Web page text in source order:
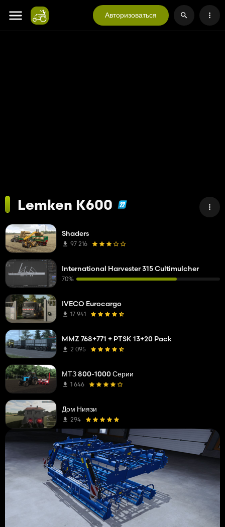
Авторизоваться
Lemken K600
Shaders
97 216
International Harvester 315 Cultimulcher
70%
IVECO Eurocargo
17 941
MMZ 768+771 + PTSK 13+20 Pack
2 095
МТЗ 800-1000 Серии
1 646
Дом Ниязи
294